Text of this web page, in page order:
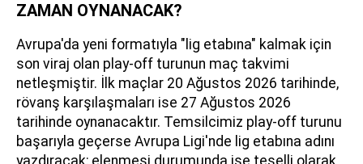
ZAMAN OYNANACAK?
Avrupa'da yeni formatıyla "lig etabına" kalmak için
son viraj olan play-off turunun maç takvimi
netleşmiştir. İlk maçlar 20 Ağustos 2026 tarihinde,
rövanş karşılaşmaları ise 27 Ağustos 2026
tarihinde oynanacaktır. Temsilcimiz play-off turunu
başarıyla geçerse Avrupa Ligi'nde lig etabına adını
yazdıracak; elenmesi durumunda ise teselli olarak